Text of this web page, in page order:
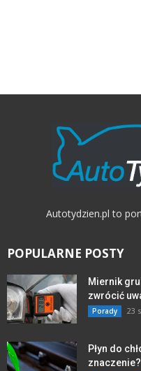
Autotydzien.pl to
POPULARNE POSTY
Miernik
zwrócić
Porady 23
Płyn do
znaczenie?